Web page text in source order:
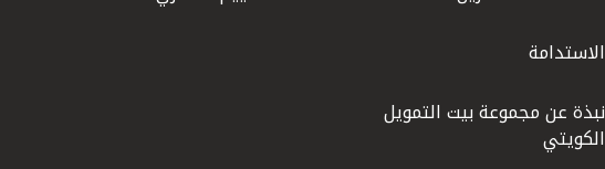
الاستدامة
نبذة عن مجموعة بيت التمويل
الكويتي